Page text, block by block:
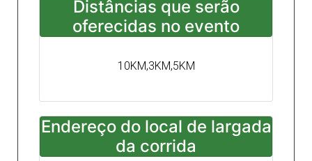
Distâncias que serão
oferecidas no evento
10KM,3KM,5KM
Endereço do local de largada
da corrida